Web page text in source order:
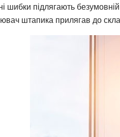
шибки підлягають
штапика прилягав до